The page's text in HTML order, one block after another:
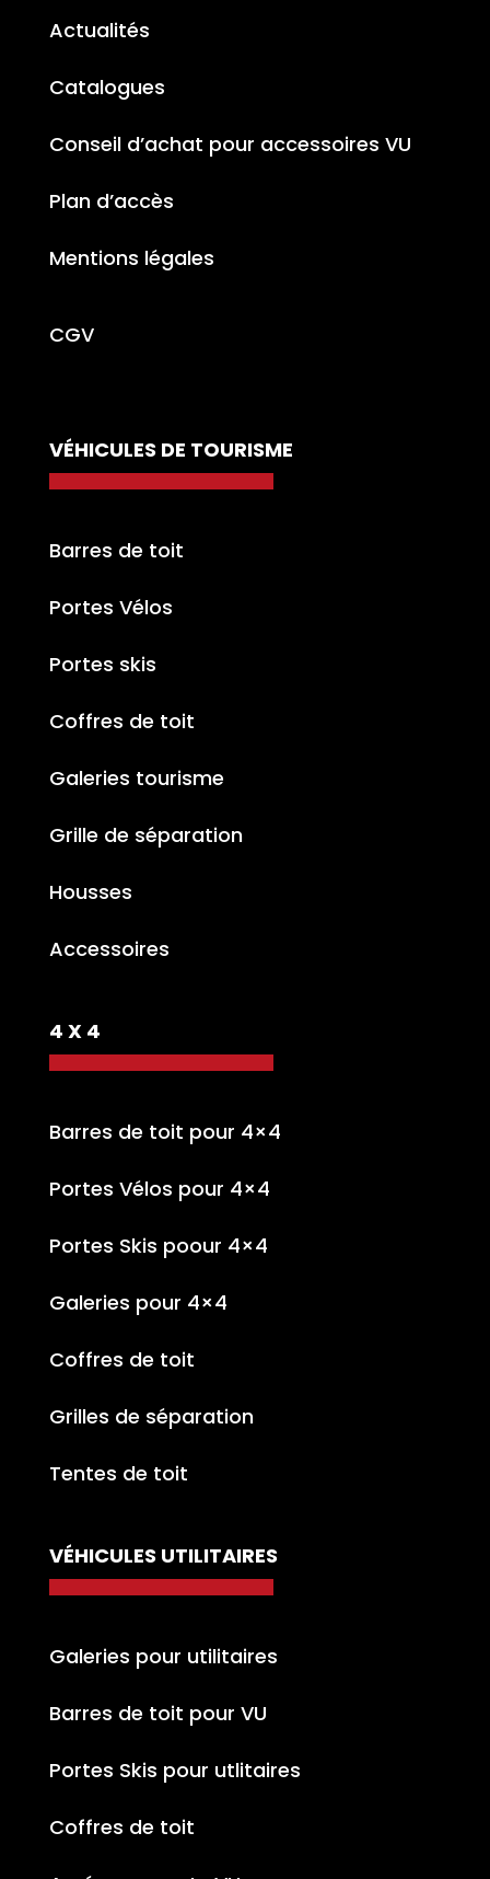
Actualités
Catalogues
Conseil d’achat pour accessoires VU
Plan d’accès
Mentions légales
CGV
VÉHICULES DE TOURISME
Barres de toit
Portes Vélos
Portes skis
Coffres de toit
Galeries tourisme
Grille de séparation
Housses
Accessoires
4 X 4
Barres de toit pour 4×4
Portes Vélos pour 4×4
Portes Skis poour 4×4
Galeries pour 4×4
Coffres de toit
Grilles de séparation
Tentes de toit
VÉHICULES UTILITAIRES
Galeries pour utilitaires
Barres de toit pour VU
Portes Skis pour utlitaires
Coffres de toit